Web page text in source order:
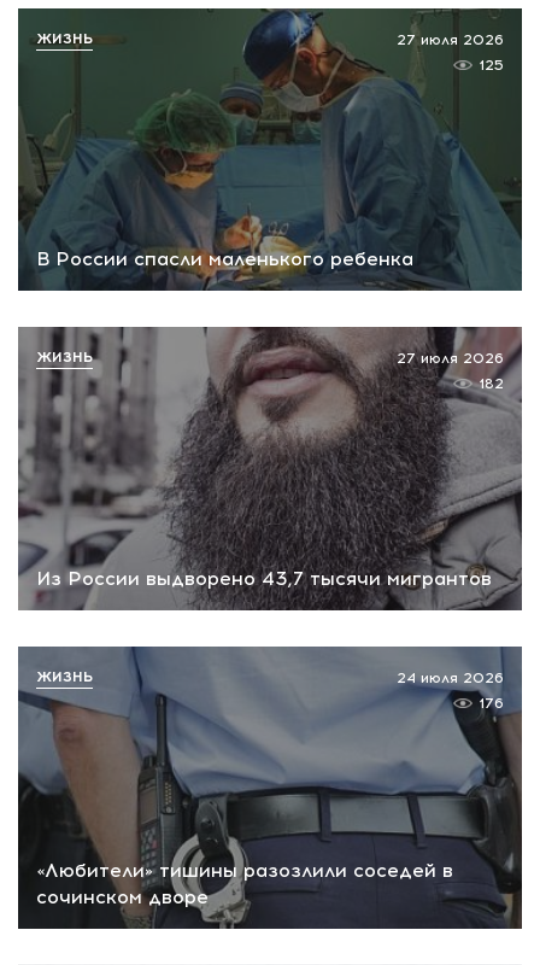
В России спасли маленького ребенка
27 июля 2026
125
ЖИЗНЬ
Из России выдворено 43,7 тысячи мигрантов
27 июля 2026
182
ЖИЗНЬ
«Любители» тишины разозлили соседей в
сочинском дворе
24 июля 2026
176
ЖИЗНЬ